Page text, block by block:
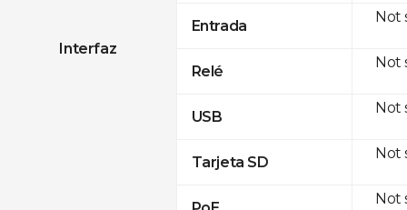
Interfaz
Entrada
Relé
USB
Tarjeta SD
Not
Not
Not
Not
Not